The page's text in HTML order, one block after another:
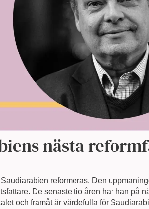
nästa
reformeras. Den
De senaste tio åren har han på
och framåt är värdefulla för